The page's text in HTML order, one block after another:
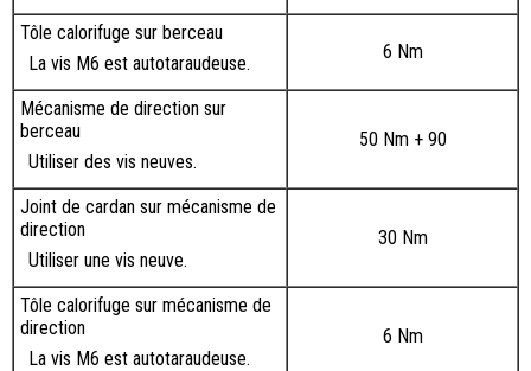
Tôle calorifuge sur berceau
La vis M6 est autotaraudeuse.
6 Nm
Mécanisme de direction sur
berceau
‎Utiliser des vis neuves.
50 Nm + 90
Joint de cardan sur mécanisme de
direction
Utiliser une vis neuve.
30 Nm
Tôle calorifuge sur mécanisme de
direction
La vis M6 est autotaraudeuse.
6 Nm